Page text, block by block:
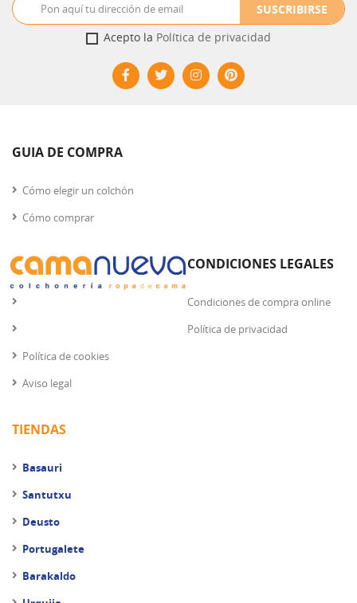
SUSCRIBIRSE
Acepto la Política de privacidad
GUIA DE COMPRA
Cómo elegir un colchón
Cómo comprar
CONDICIONES LEGALES
Condiciones de compra online
Política de privacidad
Política de cookies
Aviso legal
TIENDAS
Basauri
Santutxu
Deusto
Portugalete
Barakaldo